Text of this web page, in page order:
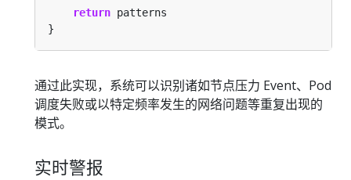
return
通过此实现，系统可以识别诸如节点压力 Event、Pod
调度失败或以特定频率发生的网络问题等重复出现的
模式。
实时警报